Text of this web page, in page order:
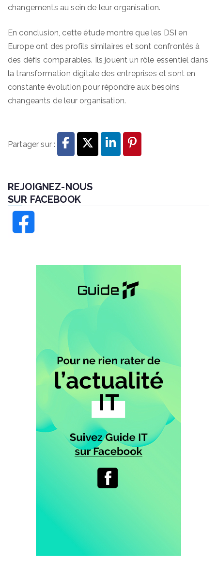
changements au sein de leur organisation.
En conclusion, cette étude montre que les DSI en
Europe ont des profils similaires et sont confrontés à
des défis comparables. Ils jouent un rôle essentiel dans
la transformation digitale des entreprises et sont en
constante évolution pour répondre aux besoins
changeants de leur organisation.
Partager sur :
REJOIGNEZ-NOUS
SUR FACEBOOK